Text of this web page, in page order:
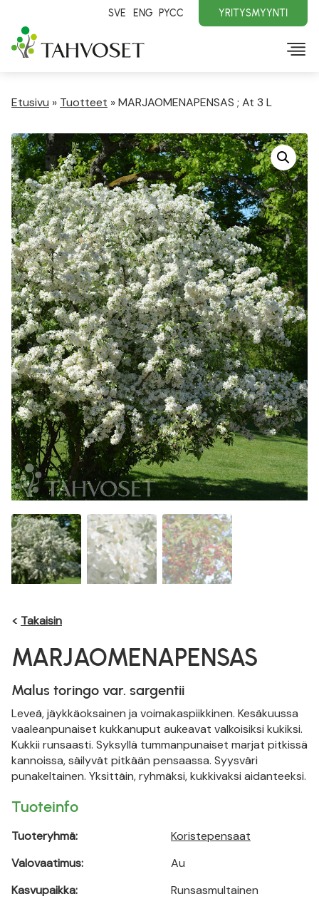
SVE ENG PYCC YRITYSMYYNTI
Etusivu » Tuotteet »MARJAOMENAPENSAS ; At 3 L
< Takaisin
MARJAOMENAPENSAS
Malus toringo var. sargentii
Leveä, jäykkäoksainen ja voimakaspiikkinen. Kesäkuussa
vaaleanpunaiset kukkanuput aukeavat valkoisiksi kukiksi.
Kukkii runsaasti. Syksyllä tummanpunaiset marjat pitkissä
kannoissa, säilyvät pitkään pensaassa. Syysväri
punakeltainen. Yksittäin, ryhmäksi, kukkivaksi aidanteeksi.
Tuoteinfo
Tuoteryhmä:
Valovaatimus:
Kasvupaikka:
Koristepensaat
Au
Runsasmultainen